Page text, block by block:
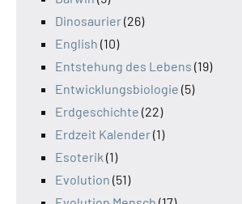
Dinosaurier(26)
English (10)
Entstehung des Lebens (19)
Entwicklungsbiologie (5)
Erdgeschichte (22)
Erdzeit Kalender(1)
Esoterik (1)
Evolution (51)